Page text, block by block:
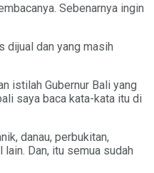
Sebenarnya ingin
dijual dan yang masih
istilah Gubernur Bali yang
saya baca kata-kata itu di
danau, perbukitan,
Dan, itu semua sudah